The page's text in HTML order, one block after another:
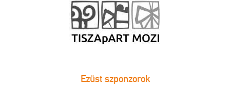
Ezüst szponzorok